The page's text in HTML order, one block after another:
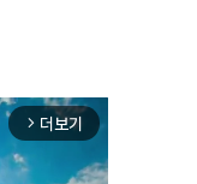
arrow_forward_ios 더보기